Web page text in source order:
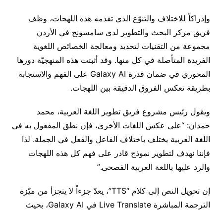
وإدراكاً للاختلاف والتنوّع الذي تقدمه هذه اللهجات، وظف
فريق مركز البحث والتطوير لدى سامسونج في الأردن
مجموعة من التقنيات لتحديد ومعالجة الخصائص اللغوية
الفريدة المتأصلة في كل منها. وقد أثبتت هذه المنهجيّة دورها
المحوري في ضمان قدرة Galaxy AI على الفهم والاستجابة
بطريقة تعكس الفروق الدقيقة بين اللهجات.
ويقول رئيس مشروع فريق تطوير اللغة العربية، محمد
حمدان: “على عكس اللغات الأخرى، فإن نطق المفعول به في
اللغة العربية يختلف باختلاف الفاعل والفعل في الجملة. لذا
فإننا نهدف لتطوير نموذج قادر على فهم كل هذه اللهجات
والرد عليها باللغة العربية الفصحى.”
إن تحويل النص إلى كلام “TTS”، يعدّ جزءاً لا يتجزأ من ميّزة
الترجمة المباشرة Live Translate في Galaxy AI، بحيث